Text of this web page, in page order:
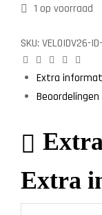
1 op voorraad
SKU: VELOIDV26-
Facebook
TwitterLinkedinGoogle+
Extra
Beoordelingen
Extra